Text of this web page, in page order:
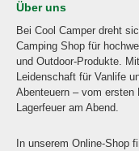
Über uns
Bei Cool Camper dreht
Camping Shop für
und Outdoor-Produkte.
Leidenschaft für Vanlife
Abenteuern – vom
Lagerfeuer am Abend.
In unserem Online-Shop